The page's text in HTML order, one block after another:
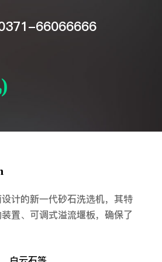
66066666
计的新一代砂石洗选机，其特
置、可调式溢流堰板，确保了